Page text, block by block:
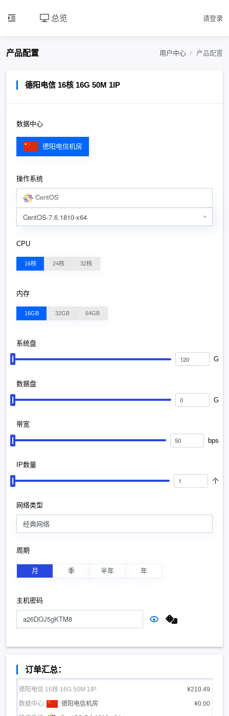
总览 请登录
产品配置 用户中心 产品配置
德阳电信 16核 16G 50M 1IP
数据中心
德阳电信机房
操作系统
CentOS
CPU
16核 24核 32核
内存
16GB 32GB 64GB
系统盘
G
数据盘
G
带宽
bps
IP数量
个
网络类型
经典网络
周期
月 季 半年 年
主机密码
订单汇总：
德阳电信 16核 16G 50M 1IP:
¥210.49
数据中心:
德阳电信机房 ¥0.00